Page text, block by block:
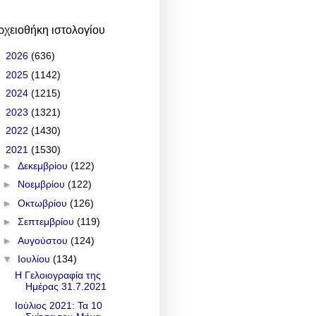
ιστολογίου
2026 (636)
2025 (1142)
2024 (1215)
2023 (1321)
2022 (1430)
2021 (1530)
► Δεκεμβρίου (122)
► Νοεμβρίου (122)
► Οκτωβρίου (126)
► Σεπτεμβρίου (119)
► Αυγούστου (124)
▼ Ιουλίου (134)
Η Γελοιογραφία της
Ημέρας 31.7.2021
Ιούλιος 2021: Τα 10